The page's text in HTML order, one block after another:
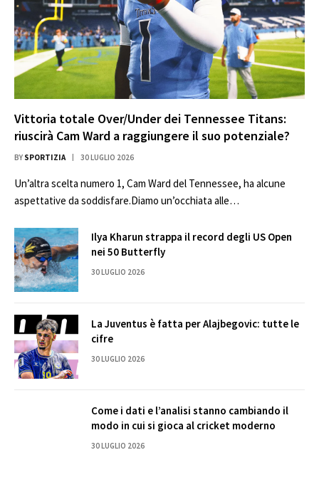
Vittoria totale Over/Under dei Tennessee Titans:
riuscirà Cam Ward a raggiungere il suo potenziale?
BY SPORTIZIA 30 LUGLIO 2026
Un’altra scelta numero 1, Cam Ward del Tennessee, ha alcune
aspettative da soddisfare.Diamo un’occhiata alle…
Ilya Kharun strappa il record degli US Open
nei 50 Butterfly
30 LUGLIO 2026
La Juventus è fatta per Alajbegovic: tutte le
cifre
30 LUGLIO 2026
Come i dati e l’analisi stanno cambiando il
modo in cui si gioca al cricket moderno
30 LUGLIO 2026